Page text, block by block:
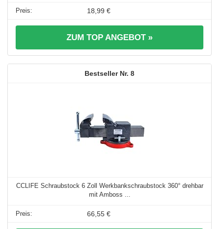
18,99 €
ZUM TOP ANGEBOT »
8
CCLIFE Schraubstock 6 Zoll Werkbankschraubstock 360° drehbar
mit Amboss ...
66,55 €